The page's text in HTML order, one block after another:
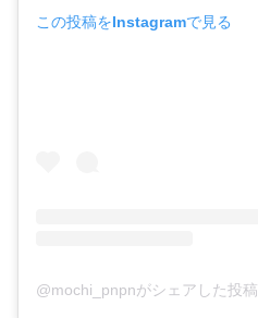
この投稿をInstagramで見る
@mochi_pnpnがシェアした投稿